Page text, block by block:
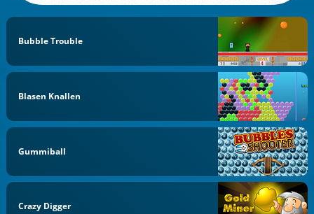
Bubble Trouble
Blasen Knallen
Gummiball
Crazy Digger